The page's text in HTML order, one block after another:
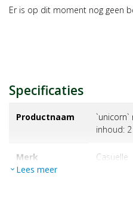
Er is op dit moment nog geen
Specificaties
Productnaam
`unicorn`
inhoud:
Merk casuelle
expand_more Lees meer